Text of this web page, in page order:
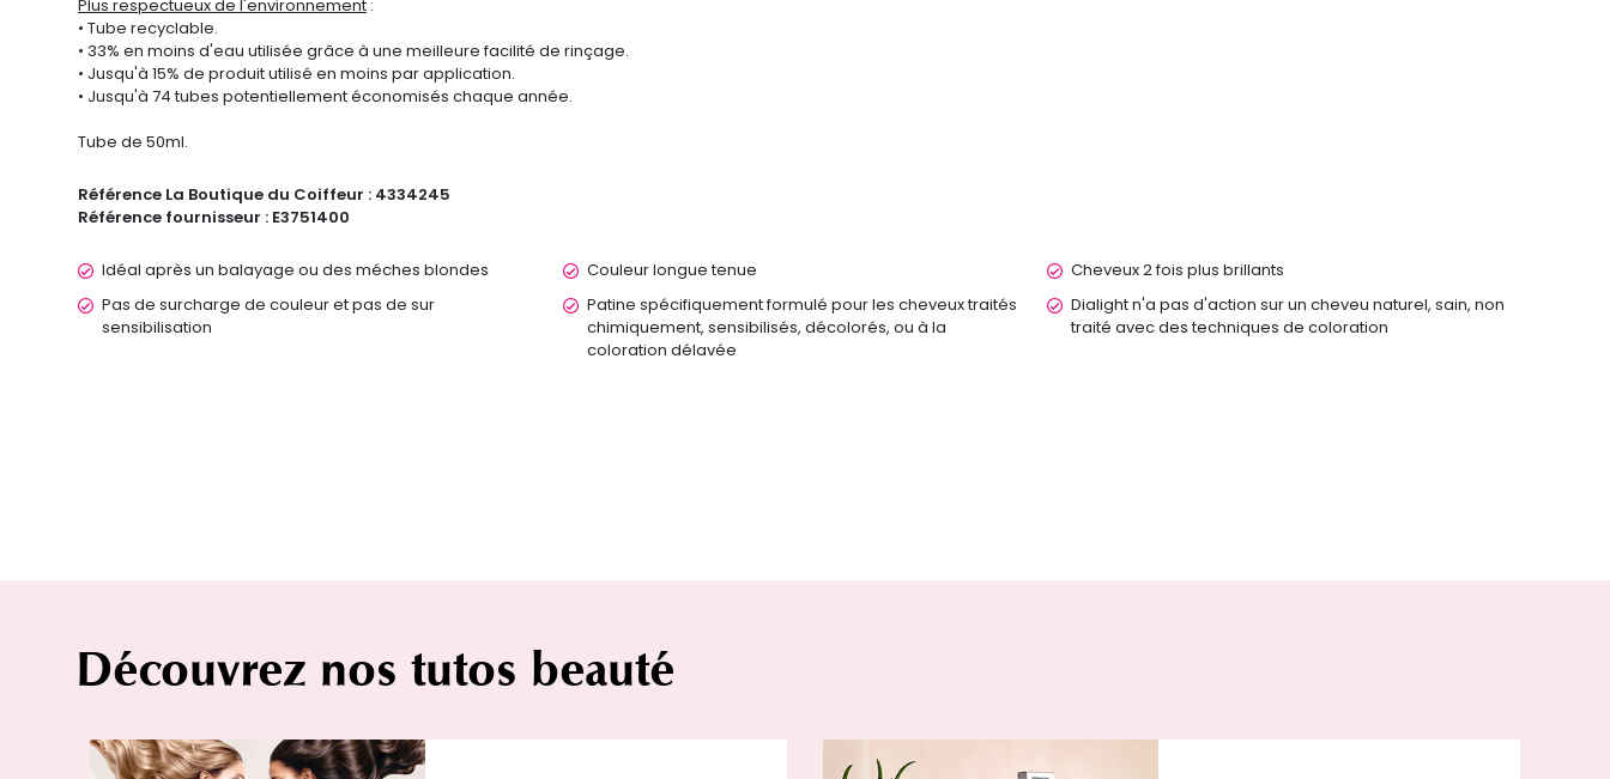
Plus respectueux de l'environnement :
• Tube recyclable.
• 33% en moins d'eau utilisée grâce à une meilleure facilité de rinçage.
• Jusqu'à 15% de produit utilisé en moins par application.
• Jusqu'à 74 tubes potentiellement économisés chaque année.
Tube de 50ml.
Référence La Boutique du Coiffeur : 4334245
Référence fournisseur : E3751400
Idéal après un balayage ou des méches blondes Couleur longue tenue
Cheveux 2 fois plus brillants
Pas de surcharge de couleur et pas de sur
sensibilisation
Patine spécifiquement formulé pour les cheveux traités
chimiquement, sensibilisés, décolorés, ou à la
coloration délavée
Dialight n'a pas d'action sur un cheveu naturel, sain, non
traité avec des techniques de coloration
Découvrez nos tutos beauté